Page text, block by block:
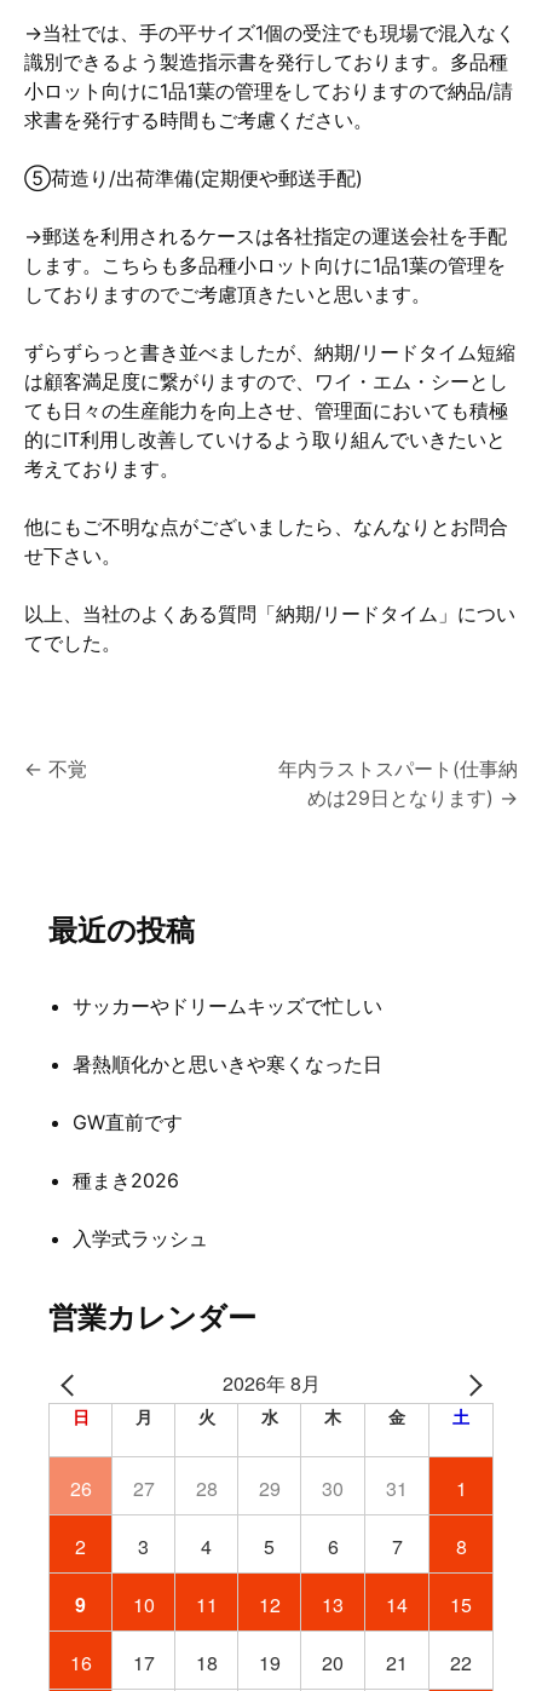
→当社では、手の平サイズ1個の受注でも現場で混入なく
識別できるよう製造指示書を発行しております。多品種
小ロット向けに1品1葉の管理をしておりますので納品/請
求書を発行する時間もご考慮ください。
⑤荷造り/出荷準備(定期便や郵送手配)
→郵送を利用されるケースは各社指定の運送会社を手配
します。こちらも多品種小ロット向けに1品1葉の管理を
しておりますのでご考慮頂きたいと思います。
ずらずらっと書き並べましたが、納期/リードタイム短縮
は顧客満足度に繋がりますので、ワイ・エム・シーとし
ても日々の生産能力を向上させ、管理面においても積極
的にIT利用し改善していけるよう取り組んでいきたいと
考えております。
他にもご不明な点がございましたら、なんなりとお問合
せ下さい。
以上、当社のよくある質問「納期/リードタイム」につい
てでした。
投
ゲ
ョ
ン
← 不覚
年内ラストスパート(仕事納
めは29日となります) →
最近の投稿
サッカーやドリームキッズで忙しい
暑熱順化かと思いきや寒くなった日
GW直前です
種まき2026
入学式ラッシュ
営業カレンダー
2026年 8月
日 月 火 水 木 金 土
26 27 28 29 30 31 1
2 3 4 5 6 7 8
9 10 11 12 13 14 15
16 17 18 19 20 21 22